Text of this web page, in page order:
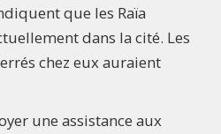
que les Raïa
dans la cité. Les
chez eux auraient
une assistance aux